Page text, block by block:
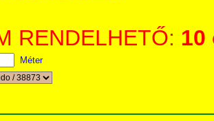
RENDELHETŐ: 10
Méter